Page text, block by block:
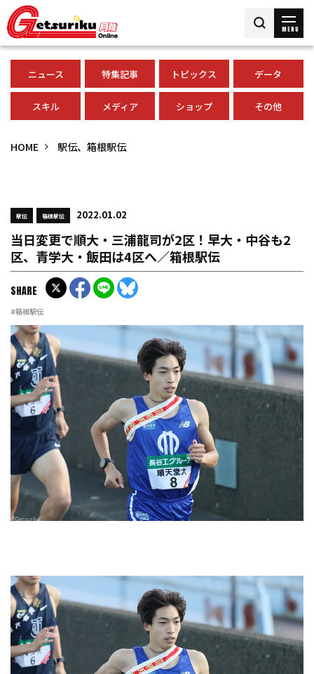
MENU
ニュース 特集記事 トピックス データ
スキル メディア ショップ その他
HOME 駅伝、箱根駅伝
駅伝 箱根駅伝 2022.01.02
当日変更で順大・三浦龍司が2区！早大・中谷も2
区、青学大・飯田は4区へ／箱根駅伝
#箱根駅伝
SHARE